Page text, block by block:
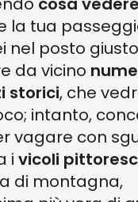
la tua
nel posto
da vicino
storici, che
intanto,
vagare con
i vicoli
di montagna,